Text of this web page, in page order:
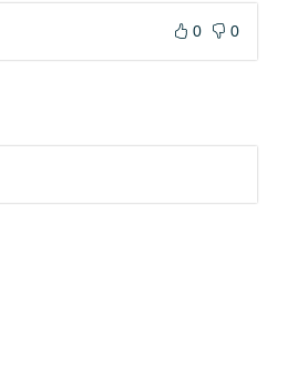
0 0